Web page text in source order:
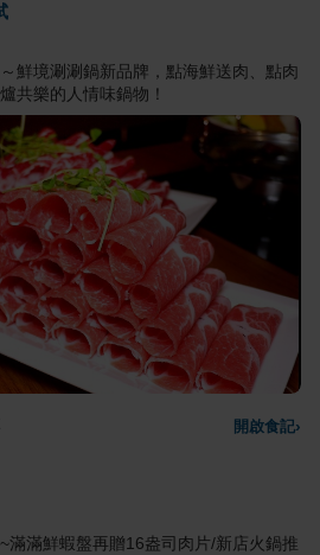
鮮境涮涮鍋新品牌，點海鮮送肉、點肉
共樂的人情味鍋物！
開啟食記›
滿滿鮮蝦盤再贈16盎司肉片/新店火鍋推